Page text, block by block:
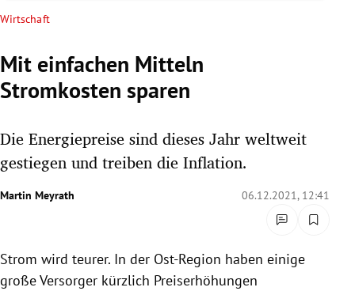
Untermenü
Untermenü
Untermenü
Untermenü
Untermenü
Untermenü
Untermenü
Wirtschaft
Mit einfachen Mitteln
Stromkosten sparen
Die Energiepreise sind dieses Jahr weltweit
gestiegen und treiben die Inflation.
Martin Meyrath 06.12.2021, 12:41
Strom wird teurer. In der Ost-Region haben einige
große Versorger kürzlich Preiserhöhungen